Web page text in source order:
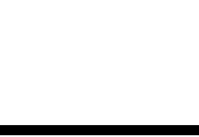
las Cotizaciones de afiliados y mutualidades a